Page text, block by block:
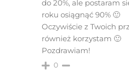
do 20%, ale postaram
roku osiągnąć 90% 🙂
Oczywiście z Twoich
również korzystam 🙂
Pozdrawiam!
0